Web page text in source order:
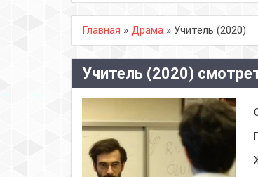
Главная » Драма » Учитель (2020)
Учитель (2020)